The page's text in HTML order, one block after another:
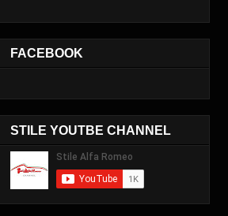
FACEBOOK
STILE YOUTBE CHANNEL